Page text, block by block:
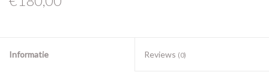
Informatie Reviews (0)